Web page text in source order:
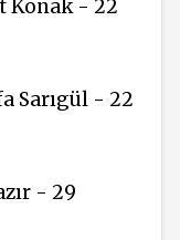
Konak - 22
Sarıgül - 22
- 29